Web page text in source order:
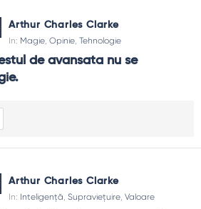
Arthur Charles Clarke
In: Magie, Opinie, Tehnologie
de avansata nu se
Arthur Charles Clarke
In: Inteligență, Supraviețuire, Valoare